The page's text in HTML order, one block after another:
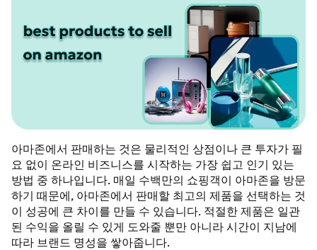
아마존에서 판매하는 것은 물리적인 상점이나 큰 투자가 필
요 없이 온라인 비즈니스를 시작하는 가장 쉽고 인기 있는
방법 중 하나입니다. 매일 수백만의 쇼핑객이 아마존을 방문
하기 때문에, 아마존에서 판매할 최고의 제품을 선택하는 것
이 성공에 큰 차이를 만들 수 있습니다. 적절한 제품은 일관
된 수익을 올릴 수 있게 도와줄 뿐만 아니라 시간이 지남에
따라 브랜드 명성을 쌓아줍니다.